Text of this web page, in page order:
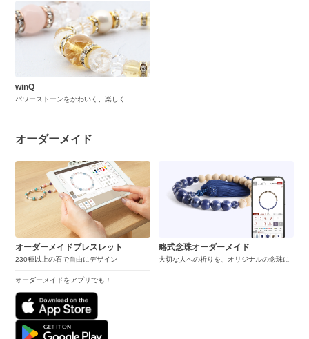
winQ
パワーストーンをかわいく、楽しく
オーダーメイド
オーダーメイドブレスレット
230種以上の石で自由にデザイン
オーダーメイドをアプリでも！
略式念珠オーダーメイド
大切な人への祈りを、オリジナルの念珠に